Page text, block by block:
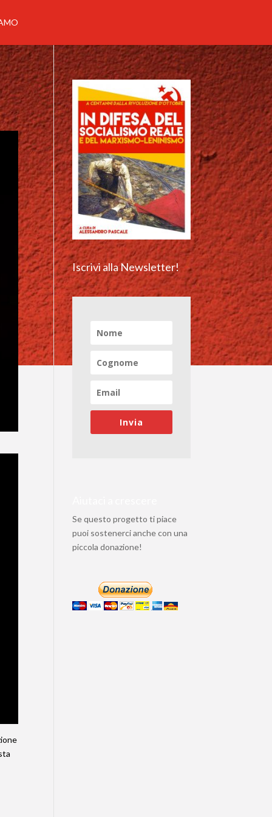
Iscrivi alla Newsletter!
Invia
Se questo progetto ti piace
puoi sostenerci anche con una
piccola donazione!